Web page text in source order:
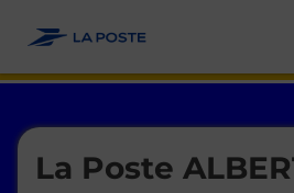
La Poste
Le lien s'ouvre dans un nouvel